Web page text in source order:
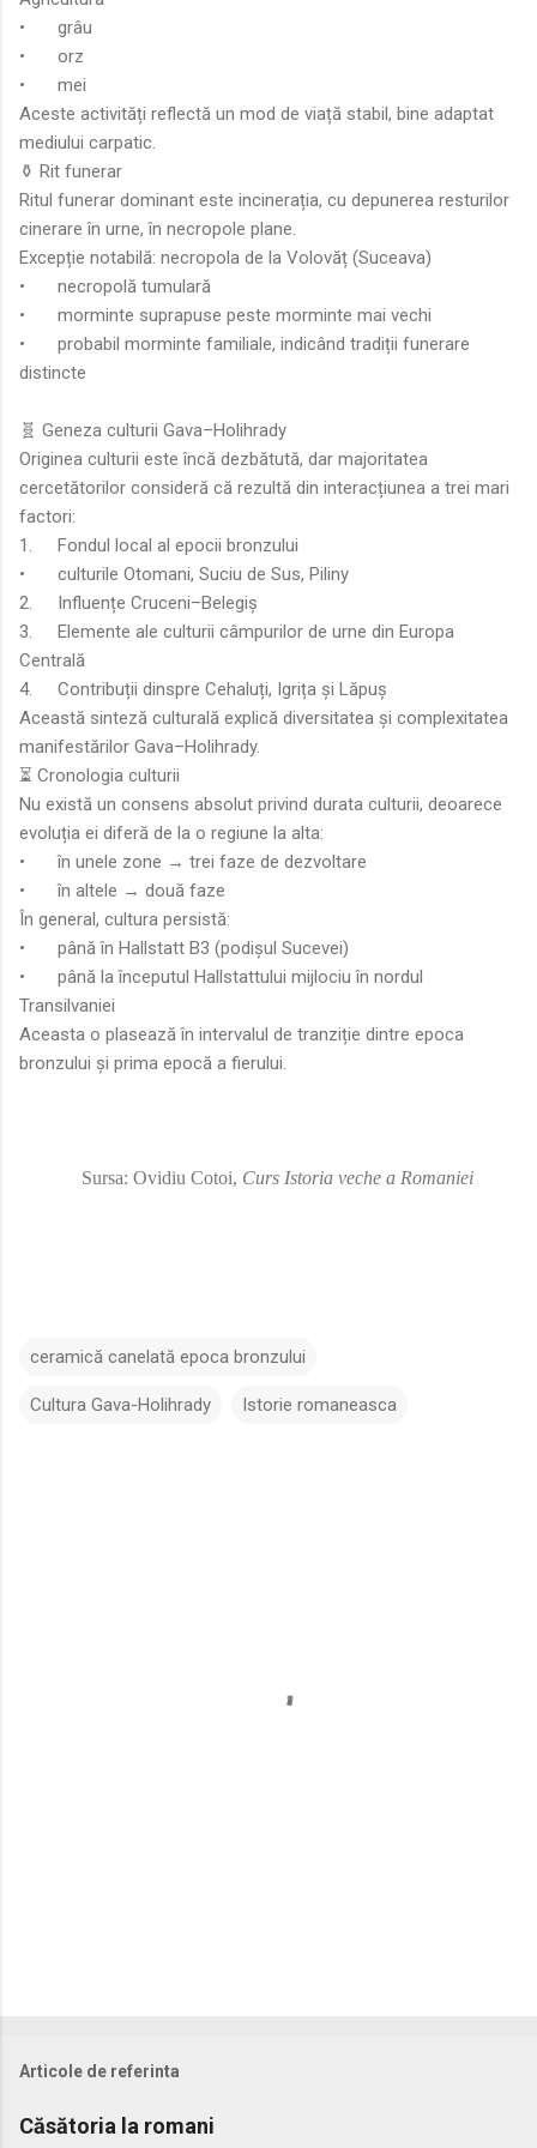
•
grâu
•
orz
•
mei
Aceste activități reflectă un mod de viață stabil, bine adaptat
mediului carpatic.
⚱️ Rit funerar
Ritul funerar dominant este incinerația, cu depunerea resturilor
cinerare în urne, în necropole plane.
Excepție notabilă: necropola de la Volovăț (Suceava)
•
necropolă tumulară
•
morminte suprapuse peste morminte mai vechi
•
probabil morminte familiale, indicând tradiții funerare
distincte
🧬 Geneza culturii Gava–Holihrady
Originea culturii este încă dezbătută, dar majoritatea
cercetătorilor consideră că rezultă din interacțiunea a trei mari
factori:
1.
Fondul local al epocii bronzului
•
culturile Otomani, Suciu de Sus, Piliny
2.
Influențe Cruceni–Belegiș
3.
Elemente ale culturii câmpurilor de urne din Europa
Centrală
4.
Contribuții dinspre Cehaluți, Igrița și Lăpuș
Această sinteză culturală explică diversitatea și complexitatea
manifestărilor Gava–Holihrady.
⏳ Cronologia culturii
Nu există un consens absolut privind durata culturii, deoarece
evoluția ei diferă de la o regiune la alta:
•
în unele zone → trei faze de dezvoltare
•
în altele → două faze
În general, cultura persistă:
•
până în Hallstatt B3 (podișul Sucevei)
•
până la începutul Hallstattului mijlociu în nordul
Transilvaniei
Aceasta o plasează în intervalul de tranziție dintre epoca
bronzului și prima epocă a fierului.
Sursa: Ovidiu Cotoi, Curs Istoria veche a Romaniei
ceramică canelată epoca bronzului
Cultura Gava-Holihrady Istorie romaneasca
Articole de referinta
Căsătoria la romani